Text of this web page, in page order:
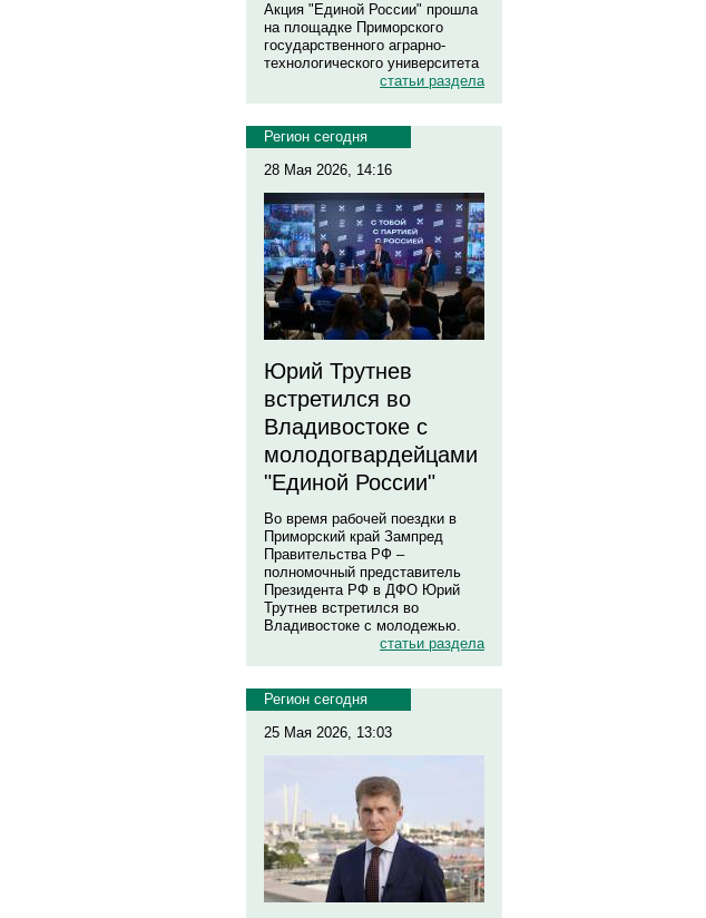
Акция "Единой России" прошла
на площадке Приморского
государственного аграрно-
технологического университета
статьи раздела
Регион сегодня
28 Мая 2026, 14:16
Юрий Трутнев
встретился во
Владивостоке с
молодогвардейцами
"Единой России"
Во время рабочей поездки в
Приморский край Зампред
Правительства РФ –
полномочный представитель
Президента РФ в ДФО Юрий
Трутнев встретился во
Владивостоке с молодежью.
статьи раздела
Регион сегодня
25 Мая 2026, 13:03